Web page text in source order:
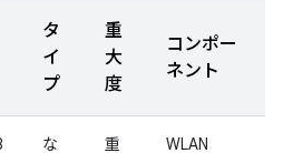
タ
イ
プ
重
大
度
コンポー
ネント
な 重 WLAN